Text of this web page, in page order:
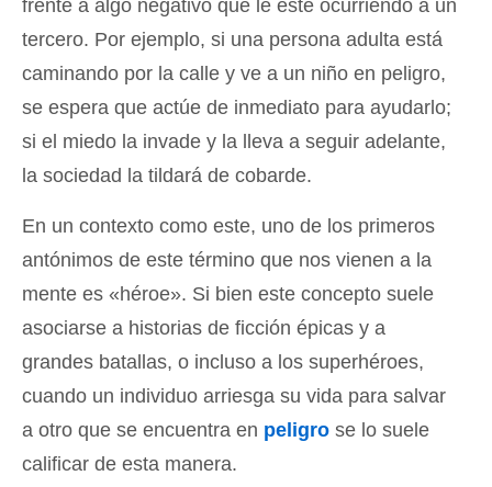
frente a algo negativo que le esté ocurriendo a un
tercero. Por ejemplo, si una persona adulta está
caminando por la calle y ve a un niño en peligro,
se espera que actúe de inmediato para ayudarlo;
si el miedo la invade y la lleva a seguir adelante,
la sociedad la tildará de cobarde.
En un contexto como este, uno de los primeros
antónimos de este término que nos vienen a la
mente es «héroe». Si bien este concepto suele
asociarse a historias de ficción épicas y a
grandes batallas, o incluso a los superhéroes,
cuando un individuo arriesga su vida para salvar
a otro que se encuentra en peligro se lo suele
calificar de esta manera.